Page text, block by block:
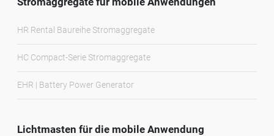
HR Rental Baureihe Stromaggregate
HC Compact-Serie Stromaggregate
EHR | Battery Power Generator
Lichtmasten für die mobile Anwendung